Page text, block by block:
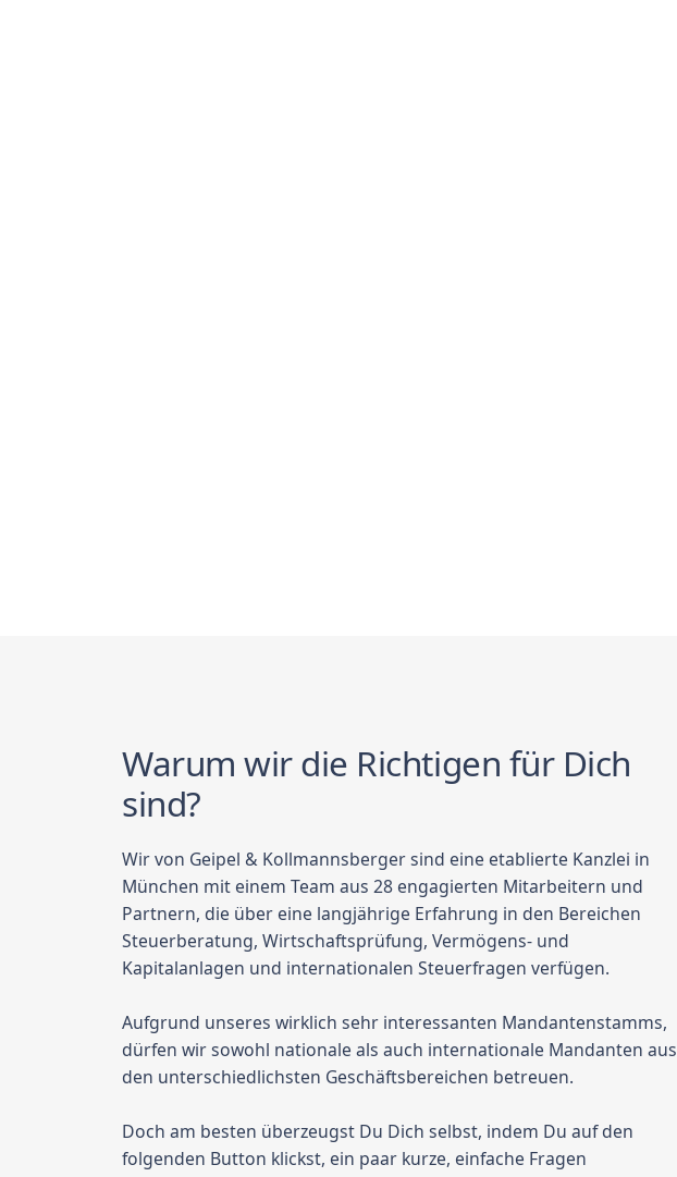
Warum wir die Richtigen für Dich
sind?
Wir von Geipel & Kollmannsberger sind eine etablierte Kanzlei in
München mit einem Team aus 28 engagierten Mitarbeitern und
Partnern, die über eine langjährige Erfahrung in den Bereichen
Steuerberatung, Wirtschaftsprüfung, Vermögens- und
Kapitalanlagen und internationalen Steuerfragen verfügen.
Aufgrund unseres wirklich sehr interessanten Mandantenstamms,
dürfen wir sowohl nationale als auch internationale Mandanten aus
den unterschiedlichsten Geschäftsbereichen betreuen.
Doch am besten überzeugst Du Dich selbst, indem Du auf den
folgenden Button klickst, ein paar kurze, einfache Fragen